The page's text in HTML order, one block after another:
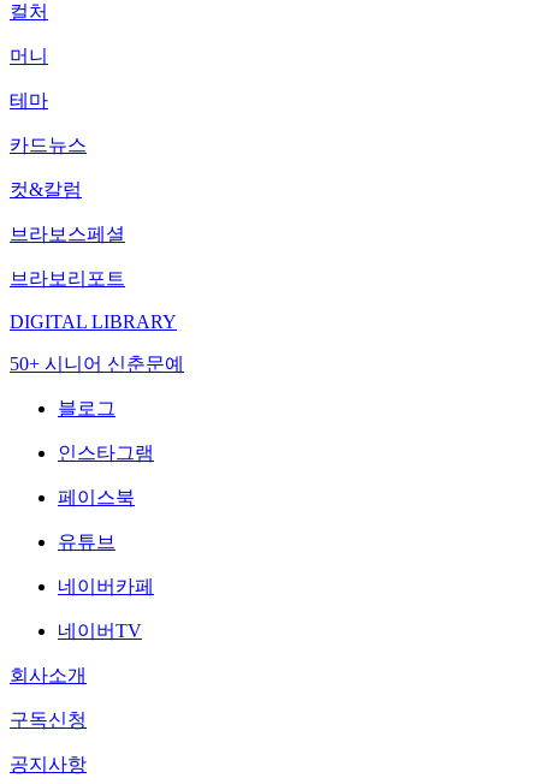
컬처
머니
테마
카드뉴스
컷&칼럼
브라보스페셜
브라보리포트
DIGITAL LIBRARY
50+ 시니어 신춘문예
블로그
인스타그램
페이스북
유튜브
네이버카페
네이버TV
회사소개
구독신청
공지사항